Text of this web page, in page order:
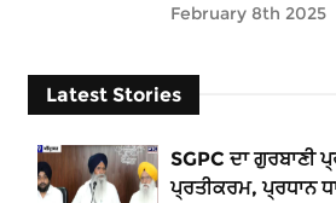
February 8th 2025
Latest Stories
SGPC ਦਾ ਗੁਰਬਾਣੀ
ਪ੍ਰਤੀਕਰਮ, ਪ੍ਰਧਾਨ